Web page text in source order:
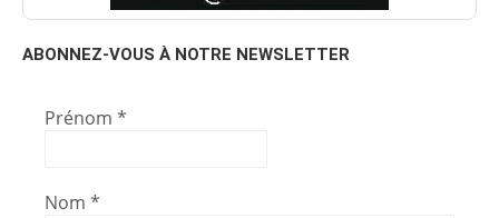
ABONNEZ-VOUS À NOTRE NEWSLETTER
Prénom *
Nom *